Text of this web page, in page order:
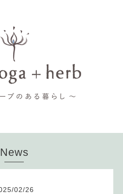
News
/02/26